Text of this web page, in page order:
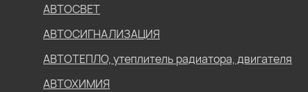
АВТОСВЕТ
АВТОСИГНАЛИЗАЦИЯ
АВТОТЕПЛО, утеплитель радиатора, двигателя
АВТОХИМИЯ